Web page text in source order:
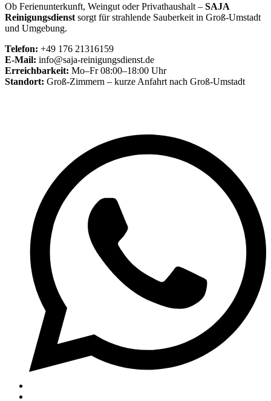
Ob Ferienunterkunft, Weingut oder Privathaushalt – SAJA
Reinigungsdienst sorgt für strahlende Sauberkeit in Groß-Umstadt
und Umgebung.
Telefon: +49 176 21316159
E-Mail: info@saja-reinigungsdienst.de
Erreichbarkeit: Mo–Fr 08:00–18:00 Uhr
Standort: Groß-Zimmern – kurze Anfahrt nach Groß-Umstadt